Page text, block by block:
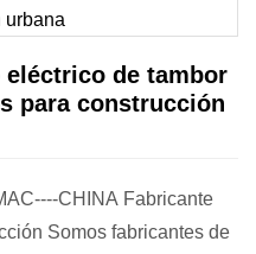
eléctrico de tambor
para construcción
Somos fabricantes de